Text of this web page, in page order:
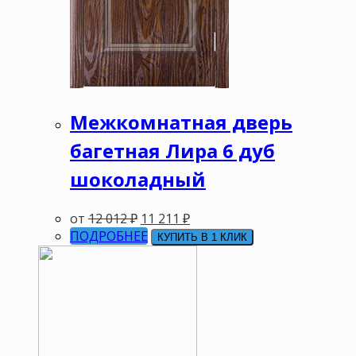
Межкомнатная дверь
багетная Лира 6 дуб
шоколадный
от 12 012₽ 11 211 ₽
ПОДРОБНЕЕ
КУПИТЬ В 1 КЛИК